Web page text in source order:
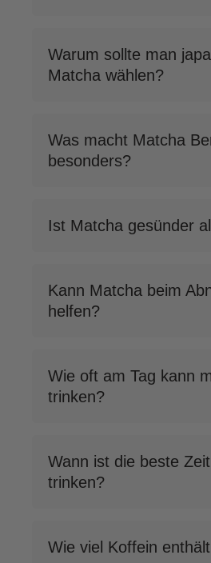
Warum sollte man
Matcha wählen?
Was macht Matcha
besonders?
Ist Matcha gesünder
Kann Matcha beim
helfen?
Wie oft am Tag kann
trinken?
Wann ist die beste
trinken?
Wie viel Koffein